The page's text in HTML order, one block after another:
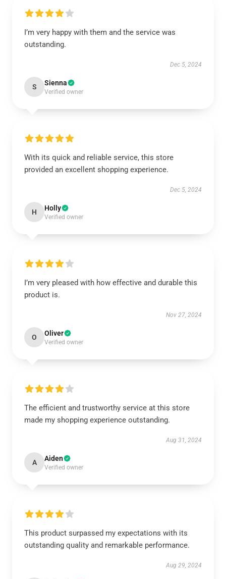
I’m very happy with them and the service was
outstanding.
Dec 5, 2024
S Sienna
Verified owner
With its quick and reliable service, this store
provided an excellent shopping experience.
Dec 5, 2024
H Holly
Verified owner
I’m very pleased with how effective and durable this
product is.
Nov 27, 2024
O Oliver
Verified owner
The efficient and trustworthy service at this store
made my shopping experience outstanding.
Aug 31, 2024
A Aiden
Verified owner
This product surpassed my expectations with its
outstanding quality and remarkable performance.
Aug 29, 2024